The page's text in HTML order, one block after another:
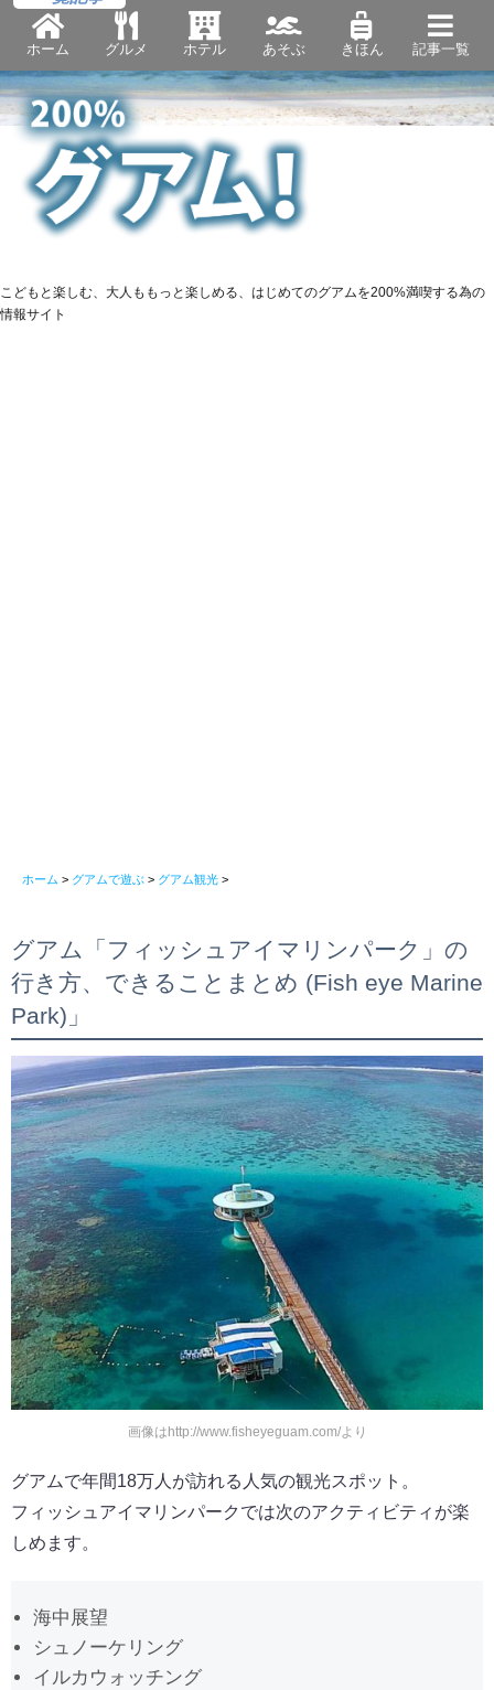
ホーム グルメ ホテル あそぶ きほん 記事一覧
こどもと楽しむ、大人ももっと楽しめる、はじめてのグアムを200%満喫する為の
情報サイト
ホーム > グアムで遊ぶ > グアム観光 >
グアム「フィッシュアイマリンパーク」の
行き方、できることまとめ (Fish eye Marine
Park)」
画像はhttp://www.fisheyeguam.com/より
グアムで年間18万人が訪れる人気の観光スポット。
フィッシュアイマリンパークでは次のアクティビティが楽
しめます。
海中展望
シュノーケリング
イルカウォッチング